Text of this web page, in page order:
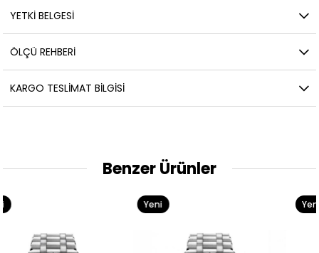
YETKİ BELGESİ
ÖLÇÜ REHBERI
KARGO TESLIMAT BILGISI
Benzer Ürünler